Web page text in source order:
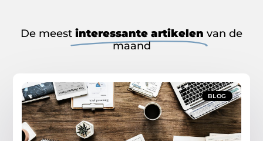
De meest interessante artikelen van de
maand
BLOG